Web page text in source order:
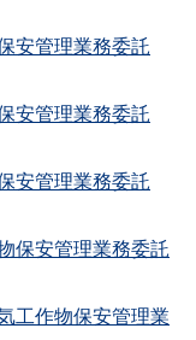
安管理業務委託
安管理業務委託
安管理業務委託
保安管理業務委託
工作物保安管理業